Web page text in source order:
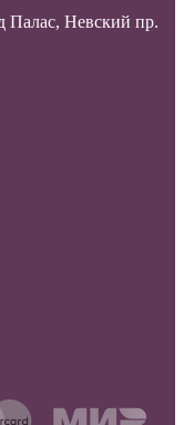
Палас, Невский пр.